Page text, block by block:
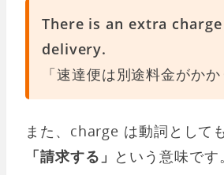
There is an extra
delivery.
「速達便は別途料金がかか
また、charge は動詞として
「請求する」 という意味です。